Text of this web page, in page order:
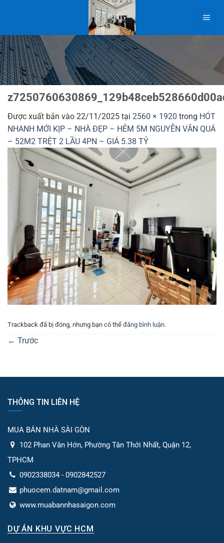
dung
Được xuất bản vào 22/11/2025 tại 2560 × 1920 trong HÓT
NHANH MỚI KỊP – NHÀ ĐẸP – HẺM 5M NGUYỄN VĂN QUÁ
– 52M2 TRỆT 2 LẦU 4PN – GIÁ 5.38 TỶ
Trackback đã bị đóng, nhưng bạn có thể đăng bình luận.
← Trước
THÔNG TIN LIÊN HỆ
MUA BÁN NHÀ SÀI GÒN
102 Phan Văn Hớn, Phường Tân Thới Nhất, Quận 12,
TPHCM
0902338034 - 0902842527
phuocem.datnam@gmail.com
www.muabannhasaigon.com
DỰ ÁN KHU VỰC HCM